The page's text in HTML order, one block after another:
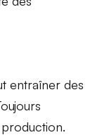
entraîner des